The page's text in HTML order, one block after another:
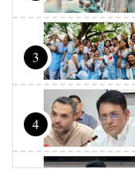
3
4